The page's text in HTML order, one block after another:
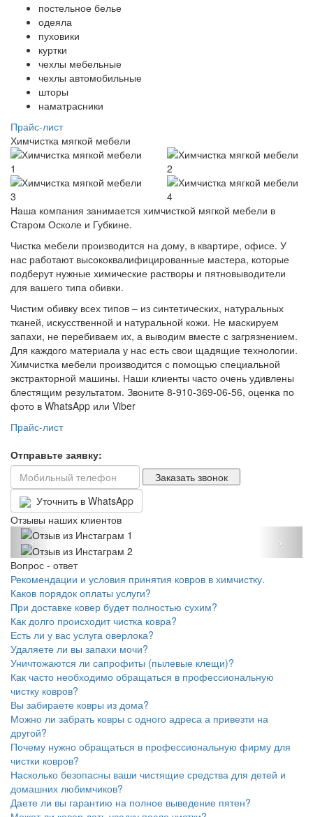
постельное белье
одеяла
пуховики
куртки
чехлы мебельные
чехлы автомобильные
шторы
наматрасники
Прайс-лист
Химчистка мягкой мебели
Наша компания занимается химчисткой мягкой мебели в
Старом Осколе и Губкине.
Чистка мебели производится на дому, в квартире, офисе. У
нас работают высококвалифицированные мастера, которые
подберут нужные химические растворы и пятновыводители
для вашего типа обивки.
Чистим обивку всех типов – из синтетических, натуральных
тканей, искусственной и натуральной кожи. Не маскируем
запахи, не перебиваем их, а выводим вместе с загрязнением.
Для каждого материала у нас есть свои щадящие технологии.
Химчистка мебели производится с помощью специальной
экстракторной машины. Наши клиенты часто очень удивлены
блестящим результатом. Звоните 8-910-369-06-56, оценка по
фото в WhatsApp или Viber
Прайс-лист
Отправьте заявку:
Уточнить в WhatsApp
Отзывы наших клиентов
Назад
Вопрос - ответ
Рекомендации и условия принятия ковров в химчистку.
Каков порядок оплаты услуги?
При доставке ковер будет полностью сухим?
Как долго происходит чистка ковра?
Есть ли у вас услуга оверлока?
Удаляете ли вы запахи мочи?
Уничтожаются ли сапрофиты (пылевые клещи)?
Как часто необходимо обращаться в профессиональную
чистку ковров?
Вы забираете ковры из дома?
Можно ли забрать ковры с одного адреса а привезти на
другой?
Почему нужно обращаться в профессиональную фирму для
чистки ковров?
Насколько безопасны ваши чистящие средства для детей и
домашних любимчиков?
Даете ли вы гарантию на полное выведение пятен?